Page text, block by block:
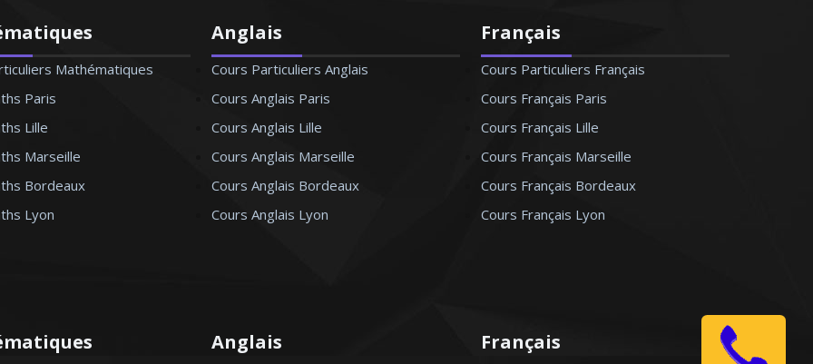
Mathématiques
Paris
Lille
Marseille
Bordeaux
Lyon
Anglais
Cours Particuliers Anglais
Cours Anglais Paris
Cours Anglais Lille
Cours Anglais Marseille
Cours Anglais Bordeaux
Cours Anglais Lyon
Français
Cours Particuliers Français
Cours Français Paris
Cours Français Lille
Cours Français Marseille
Cours Français Bordeaux
Cours Français Lyon
Anglais Français